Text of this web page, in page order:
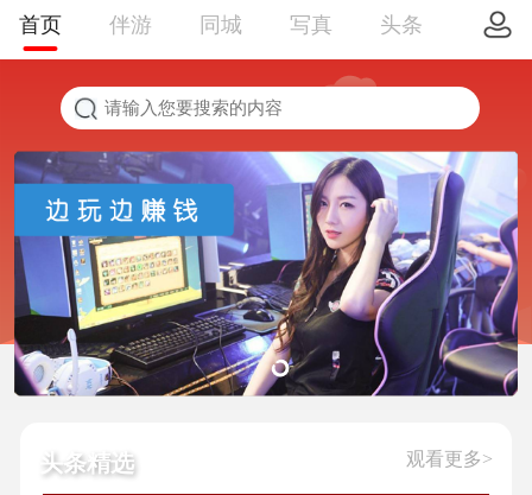
首页 伴游 同城 写真 头条
头条精选 观看更多>